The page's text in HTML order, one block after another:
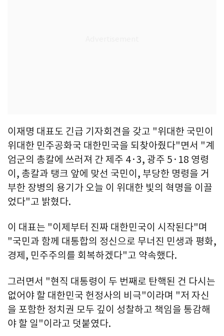
이재명 대표도 긴급 기자회견을 갖고 "위대한 국민이
위대한 민주공화국 대한민국을 되찾아줬다"면서 "계
엄군의 총칼에 쓰러져 간 제주 4·3, 광주 5·18 영령
이, 총칼과 탱크 앞에 맞선 국민이, 부당한 명령을 거
부한 장병의 용기가 오늘 이 위대한 빛의 혁명을 이끌
었다"고 밝혔다.
이 대표는 "이제부터 진짜 대한민국이 시작된다"며
"국민과 함께 대통합의 정신으로 무너진 민생과 평화,
경제, 민주주의를 회복하겠다"고 약속했다.
그러면서 "현직 대통령이 두 번째로 탄핵된 건 다시는
없어야 할 대한민국 헌정사의 비극"이라며 "저 자신
을 포함한 정치권 모두 깊이 성찰하고 책임을 통감해
야 할 일"이라고 덧붙였다.